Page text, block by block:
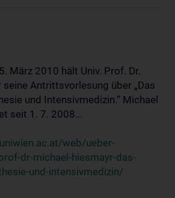
März 2010 hält Univ. Prof. Dr.
Antrittsvorlesung über „Das
und Intensivmedizin.“ Michael
seit 1. 7. 2008...
web/ueber-
dr-michael-hiesmayr-das-
und-intensivmedizin/